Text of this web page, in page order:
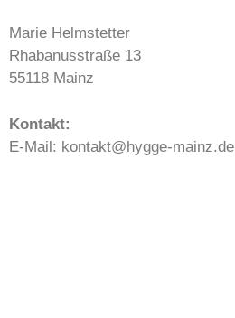
Marie Helmstetter
Rhabanusstraße 13
55118 Mainz
Kontakt:
E-Mail: kontakt@hygge-mainz.de